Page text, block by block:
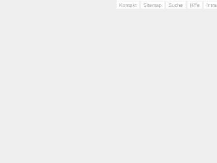
Kontakt Sitemap Suche Hilfe